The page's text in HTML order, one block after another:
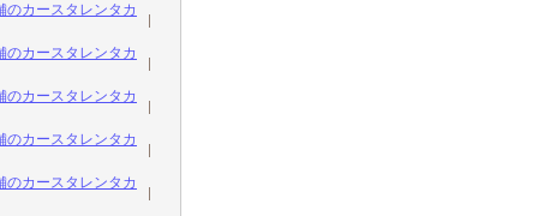
のカースタレンタカ
のカースタレンタカ
のカースタレンタカ
のカースタレンタカ
のカースタレンタカ